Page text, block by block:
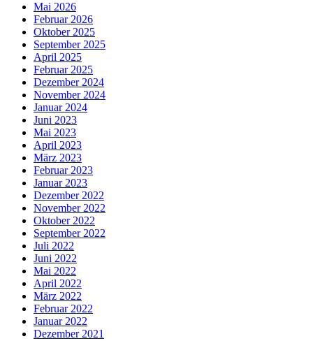
Mai 2026
Februar 2026
Oktober 2025
September 2025
April 2025
Februar 2025
Dezember 2024
November 2024
Januar 2024
Juni 2023
Mai 2023
April 2023
März 2023
Februar 2023
Januar 2023
Dezember 2022
November 2022
Oktober 2022
September 2022
Juli 2022
Juni 2022
Mai 2022
April 2022
März 2022
Februar 2022
Januar 2022
Dezember 2021